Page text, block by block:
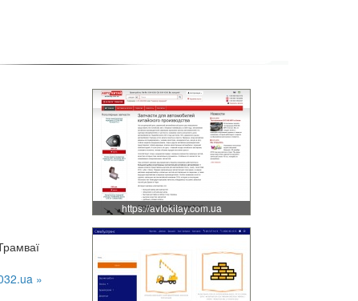
»
https://avtokitay.com.ua